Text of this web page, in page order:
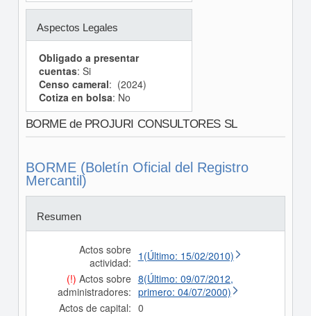
Aspectos Legales
Obligado a presentar
cuentas: Si
Censo cameral: (2024)
Cotiza en bolsa: No
BORME de PROJURI CONSULTORES SL
BORME (Boletín Oficial del Registro
Mercantil)
Resumen
Actos sobre
actividad: 1(Último: 15/02/2010)
(!) Actos sobre
administradores:
8(Último: 09/07/2012,
primero: 04/07/2000)
Actos de capital: 0